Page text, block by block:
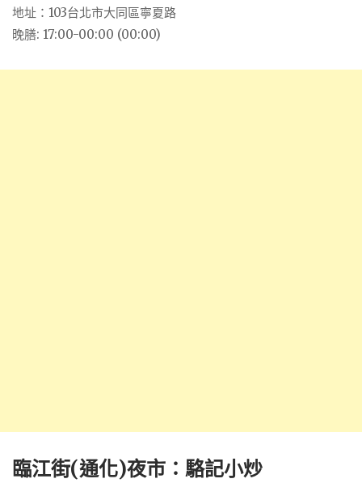
地址：103台北市大同區寧夏路
晚膳: 17:00-00:00 (00:00)
臨江街(通化)夜市：駱記小炒